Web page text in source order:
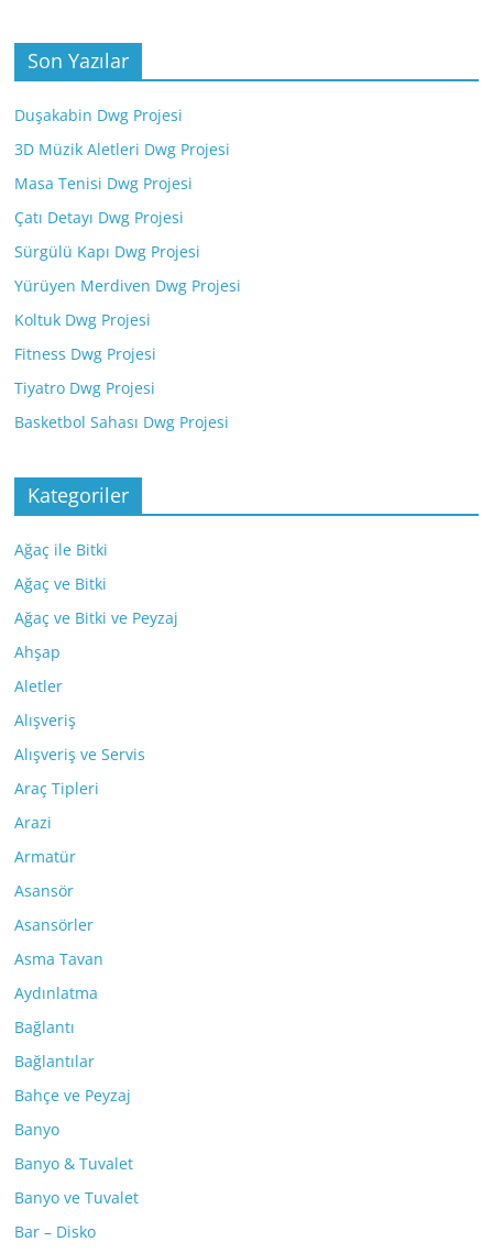
Son Yazılar
Duşakabin Dwg Projesi
3D Müzik Aletleri Dwg Projesi
Masa Tenisi Dwg Projesi
Çatı Detayı Dwg Projesi
Sürgülü Kapı Dwg Projesi
Yürüyen Merdiven Dwg Projesi
Koltuk Dwg Projesi
Fitness Dwg Projesi
Tiyatro Dwg Projesi
Basketbol Sahası Dwg Projesi
Kategoriler
Ağaç ile Bitki
Ağaç ve Bitki
Ağaç ve Bitki ve Peyzaj
Ahşap
Aletler
Alışveriş
Alışveriş ve Servis
Araç Tipleri
Arazi
Armatür
Asansör
Asansörler
Asma Tavan
Aydınlatma
Bağlantı
Bağlantılar
Bahçe ve Peyzaj
Banyo
Banyo & Tuvalet
Banyo ve Tuvalet
Bar – Disko